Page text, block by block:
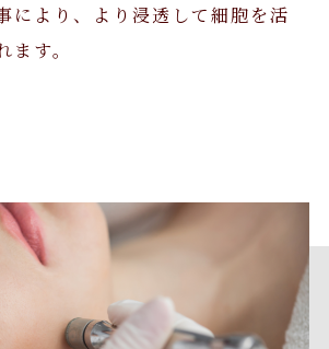
により、より浸透して細胞を活
す。